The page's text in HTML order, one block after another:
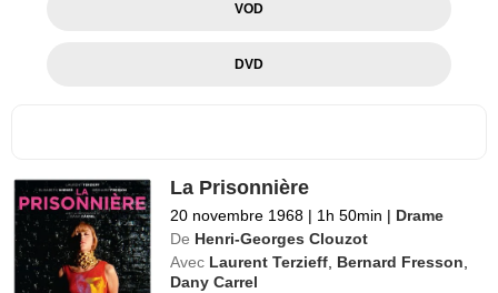
VOD
DVD
La Prisonnière
20 novembre 1968 | 1h 50min | Drame
De Henri-Georges Clouzot
Avec Laurent Terzieff Bernard Fresson
Dany Carrel